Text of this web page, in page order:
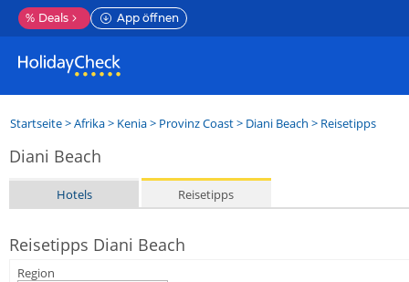
% Deals App öffnen
Startseite>Afrika> Kenia> Provinz Coast> Diani Beach > Reisetipps
Diani Beach
Hotels Reisetipps
Reisetipps Diani Beach
Region